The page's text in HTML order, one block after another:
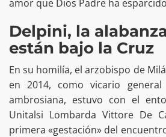
amor que Dios Padre ha
Delpini, la
están bajo la Cruz
En su homilía, el arzobispo de
en 2014, como vicario
ambrosiana, estuvo con el
Unitalsi Lombarda Vittore De
primera «gestación» del